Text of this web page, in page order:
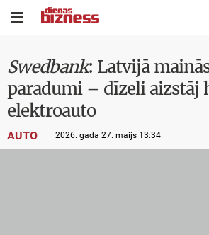

Swedbank: Latvijā
paradumi – dīzeli aizstāj
elektroauto
AUTO 2026. gada 27. maijs 13:34